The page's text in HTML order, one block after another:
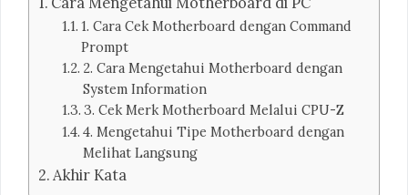
1. Cara Cek Motherboard dengan Command
Prompt
2. Cara Mengetahui Motherboard dengan
System Information
3. Cek Merk Motherboard Melalui CPU-Z
4. Mengetahui Tipe Motherboard dengan
Melihat Langsung
Akhir Kata